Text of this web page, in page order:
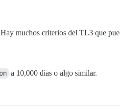
muchos criterios del TL3 que
a 10,000 días o algo similar.